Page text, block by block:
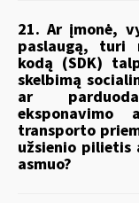
21. Ar įmonė,
paslaugą, turi
kodą (SDK)
skelbimą
ar
transporto
užsienio pilietis
asmuo?